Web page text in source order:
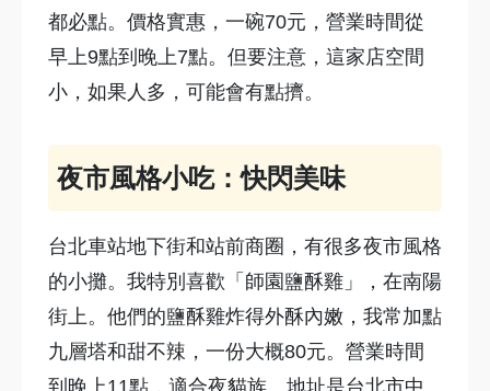
都必點。價格實惠，一碗70元，營業時間從
早上9點到晚上7點。但要注意，這家店空間
小，如果人多，可能會有點擠。
夜市風格小吃：快閃美味
台北車站地下街和站前商圈，有很多夜市風格
的小攤。我特別喜歡「師園鹽酥雞」，在南陽
街上。他們的鹽酥雞炸得外酥內嫩，我常加點
九層塔和甜不辣，一份大概80元。營業時間
到晚上11點，適合夜貓族。地址是台北市中